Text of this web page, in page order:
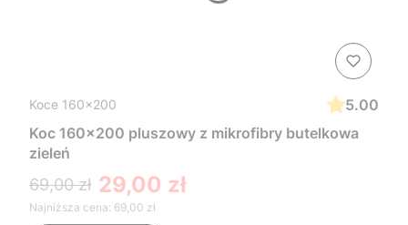
Koce 160x200
5.00
Koc 160x200 pluszowy z mikrofibry butelkowa
zieleń
69,00 zł 29,00 zł
Najniższa cena: 69,00 zł